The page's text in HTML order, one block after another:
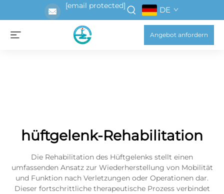
[email protected] DE
Angebot anfordern
hüftgelenk-Rehabilitation
Die Rehabilitation des Hüftgelenks stellt einen
umfassenden Ansatz zur Wiederherstellung von Mobilität
und Funktion nach Verletzungen oder Operationen dar.
Dieser fortschrittliche therapeutische Prozess verbindet